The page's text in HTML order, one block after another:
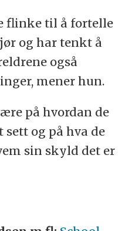
flinke til å fortelle
og har tenkt å
også
mener hun.
på hvordan de
og på hva de
sin skyld det er